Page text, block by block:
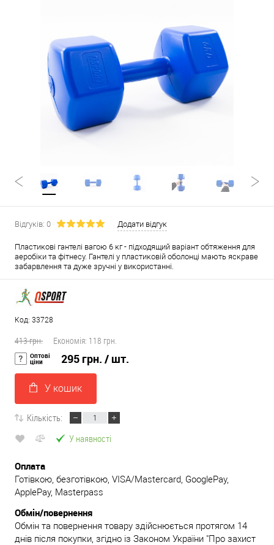
Відгуків: 0 Додати відгук
Пластикові гантелі вагою 6 кг - підходящий варіант обтяження для
аеробіки та фітнесу. Гантелі у пластиковій оболонці мають яскраве
забарвлення та дуже зручні у використанні.
Код: 33728
413 грн. Економія: 118 грн.
Оптові
ціни 295 грн. / шт.
У кошик
Кількість:
У наявності
Оплата
Готівкою, безготівкою, VISA/Mastercard, GooglePay,
ApplePay, Masterpass
Обмін/повернення
Обмін та повернення товару здійснюється протягом 14
днів після покупки, згідно із Законом України "Про захист